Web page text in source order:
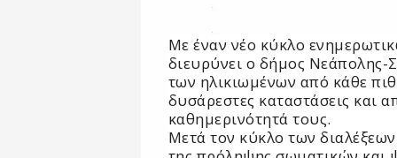
Με έναν νέο κύκλο
διευρύνει ο δήμος Νεάπολης-
των ηλικιωμένων από κάθε
δυσάρεστες καταστάσεις και
καθημερινότητά τους.
Μετά τον κύκλο των